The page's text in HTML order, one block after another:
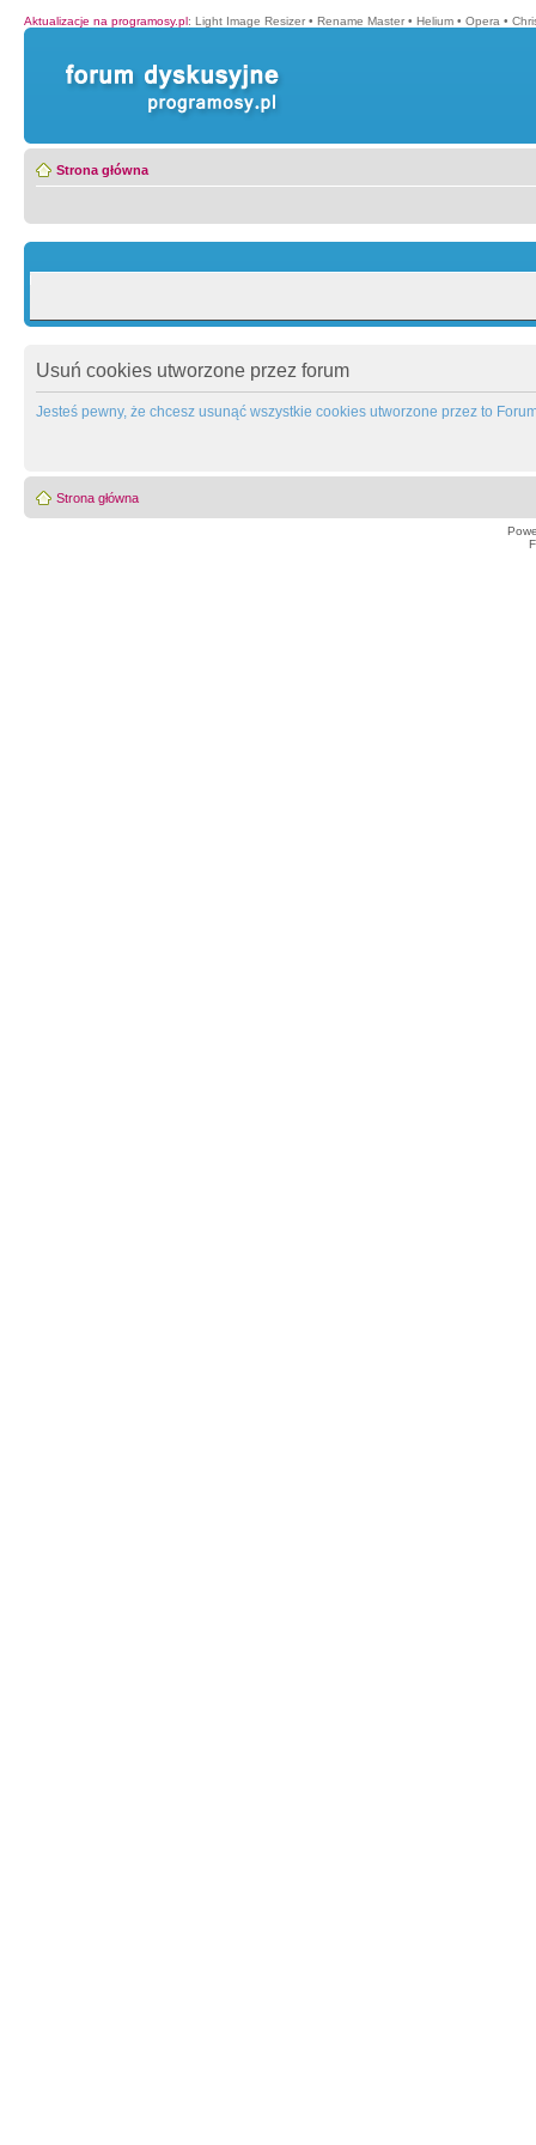
Aktualizacje na programosy.pl: Light Image Resizer • Rename Master • Helium • Opera •
Strona główna
Usuń cookies utworzone przez forum
Jesteś pewny, że chcesz usunąć wszystkie cookies utworzone przez to
Strona główna